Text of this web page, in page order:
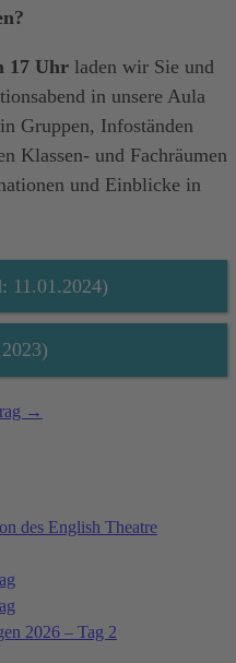
17 Uhr laden wir Sie und
in unsere Aula
Gruppen, Infoständen
Klassen- und Fachräumen
und Einblicke in
11.01.2024)
→
des English Theatre
2026 – Tag 2